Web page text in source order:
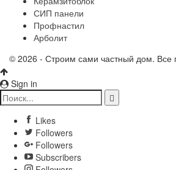
СИП панели
Профнастил
Арболит
© 2026 - Строим сами частный дом.
Sign in
Likes
Followers
Followers
Subscribers